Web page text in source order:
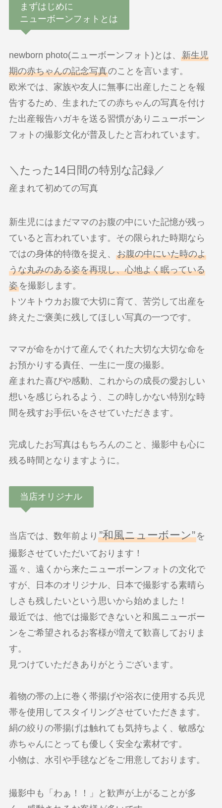
まずはじめに
ニューボーンフォトとは
newborn photo(ニューボーンフォト)とは、 新生児
期の赤ちゃんの記念写真のことを言います。
欧米では、家族や友人に無事に出産したことを報
告するため、生まれたての赤ちゃんの写真を付け
た出産報告ハガキを送る習慣がありニューボーン
フォトの撮影文化が普及したと言われています。
＼たった14日間の特別な記録／
産まれて初めての写真
新生児にはまだママのお腹の中にいた記憶が残っ
ていると言われています。その限られた時期なら
ではの身体的特徴を捉え、 お腹の中にいた時のよ
うな丸みのある姿を再現し、心地よく眠っている
姿を撮影します。
トツキトウカお腹で大切に育て、苦労して出産を
終えたご褒美に残してほしい写真の一つです。
ママが命をかけて産んでくれた大切な大切な命を
お預かりする責任、一生に一度の撮影。
産まれた喜びや感動、これからの成長の愛おしい
想いを感じられるよう、この時しかない特別な時
間を残すお手伝いをさせていただきます。
完成したお写真はもちろんのこと、撮影中も心に
残る時間となりますように。
当店オリジナル
当店では、数年前より ”和風ニューボーン”を
撮影させていただいております！
遥々、遠くから来たニューボーンフォトの文化で
すが、日本のオリジナル、日本で撮影する素晴ら
しさも残したいという思いから始めました！
最近では、他では撮影できないと和風ニューボー
ンをご希望されるお客様が増えて歓喜しておりま
す。
見つけていただきありがとうございます。
着物の帯の上に巻く帯揚げや浴衣に使用する兵児
帯を使用してスタイリングさせていただきます。
絹の絞りの帯揚げは触れても気持ちよく、敏感な
赤ちゃんにとっても優しく安全な素材です。
小物は、水引や手毬などをご用意しております。
撮影中も「わぁ！！」と歓声が上がることが多